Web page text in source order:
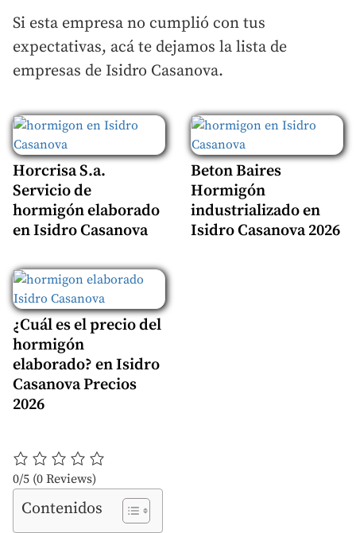
Si esta empresa no cumplió con tus
expectativas, acá te dejamos la lista de
empresas de Isidro Casanova.
Horcrisa S.a.
Servicio de
hormigón elaborado
en Isidro Casanova
Beton Baires
Hormigón
industrializado en
Isidro Casanova 2026
¿Cuál es el precio del
hormigón
elaborado? en Isidro
Casanova Precios
2026
0/5 (0 Reviews)
Contenidos